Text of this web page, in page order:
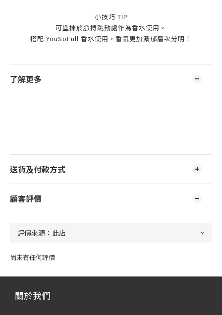
小技巧 TIP
可塗抹於脈搏跳動處作為香水使用。
搭配 YouSoFull 香水使用，香氣更加濃郁層次分明！
了解更多
送貨及付款方式
顧客評價
尚未有任何評價
關於我們